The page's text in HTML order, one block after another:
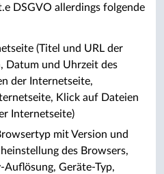
DSGVO allerdings folgende
(Titel und URL der
Datum und Uhrzeit des
der Internetseite,
Klick auf Dateien
Internetseite)
mit Version und
des Browsers,
Auflösung, Geräte-Typ,